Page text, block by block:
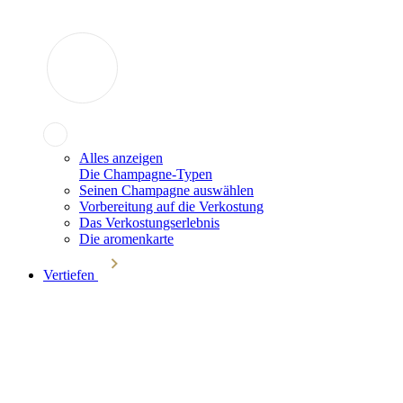
Alles anzeigen
Die Champagne-Typen
Seinen Champagne auswählen
Vorbereitung auf die Verkostung
Das Verkostungserlebnis
Die aromenkarte
Vertiefen